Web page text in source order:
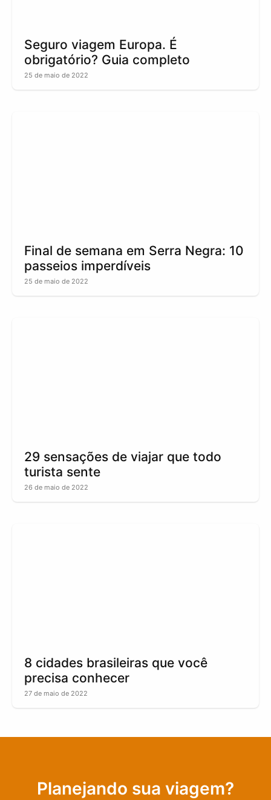
Seguro viagem Europa. É
obrigatório? Guia completo
25 de maio de 2022
Final de semana em Serra Negra: 10
passeios imperdíveis
25 de maio de 2022
29 sensações de viajar que todo
turista sente
26 de maio de 2022
8 cidades brasileiras que você
precisa conhecer
27 de maio de 2022
Planejando sua viagem?